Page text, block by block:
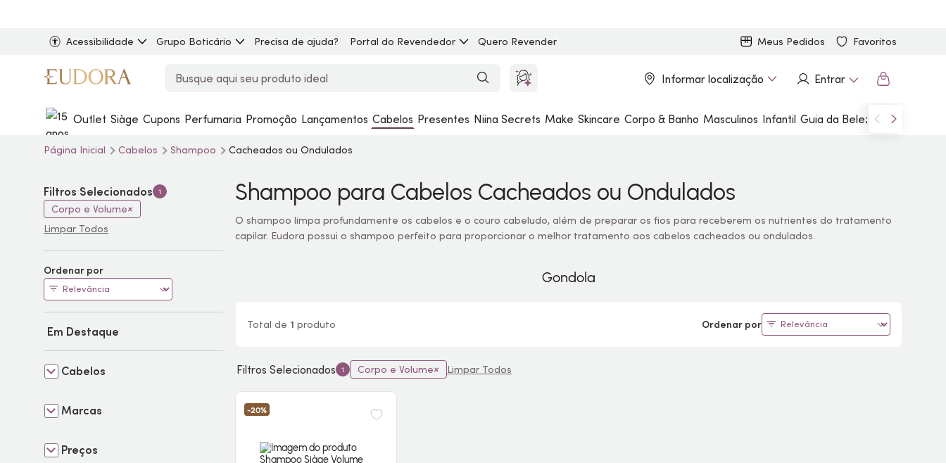
Acessibilidade Grupo Boticário Precisa de ajuda? Portal do Revendedor Quero Revender Meus Pedidos Favoritos
Informar localização Entrar
Outlet Siàge Cupons Perfumaria Promoção Lançamentos Cabelos Presentes Niina Secrets Make Skincare Corpo & Banho Masculinos Infantil Guia da Beleza Marcas
Página Inicial Cabelos Shampoo Cacheados ou Ondulados
Shampoo para Cabelos Cacheados ou Ondulados
O shampoo limpa profundamente os cabelos e o couro cabeludo, além de preparar os fios para receberem os nutrientes do tratamento
capilar. Eudora possui o shampoo perfeito para proporcionar o melhor tratamento aos cabelos cacheados ou ondulados.
Gondola
Total de 1 produto Ordenar por
Filtros Selecionados 1 Corpo e Volume Limpar Todos
-20%
Filtros Selecionados 1
Corpo e Volume
Limpar Todos
Ordenar por
Em Destaque
Cabelos
Marcas
Preços